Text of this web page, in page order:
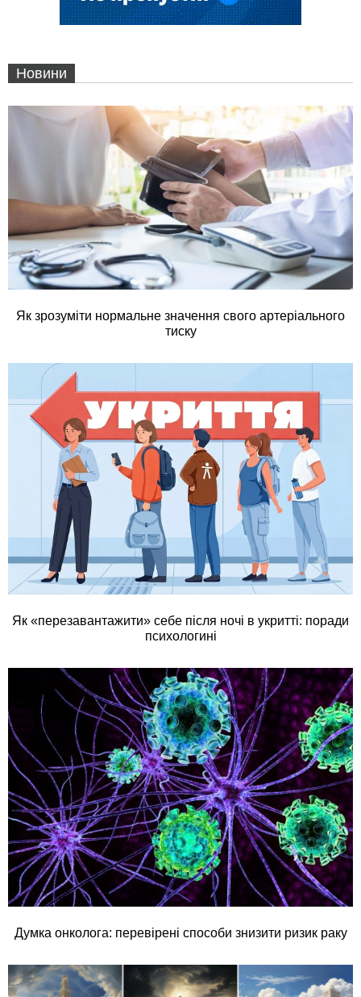
Новини
Як зрозуміти нормальне значення свого артеріального
тиску
Як «перезавантажити» себе після ночі в укритті: поради
психологині
Думка онколога: перевірені способи знизити ризик раку